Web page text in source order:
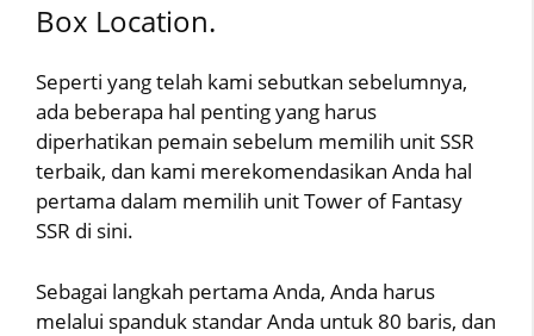
Box Location.
Seperti yang telah kami sebutkan sebelumnya,
ada beberapa hal penting yang harus
diperhatikan pemain sebelum memilih unit SSR
terbaik, dan kami merekomendasikan Anda hal
pertama dalam memilih unit Tower of Fantasy
SSR di sini.
Sebagai langkah pertama Anda, Anda harus
melalui spanduk standar Anda untuk 80 baris, dan